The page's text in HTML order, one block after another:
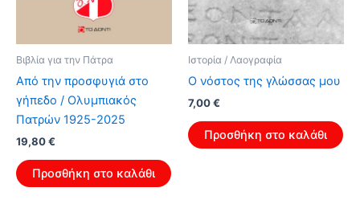
Βιβλία για την Πάτρα
Από την προσφυγιά στο
γήπεδο / Ολυμπιακός
Πατρών 1925-2025
19,80€
Προσθήκη στο καλάθι
Ιστορία / Λαογραφία
Ο νόστος της γλώσσας μου
Original
was:
11,20 €.
7,00€
τιμή
είναι:
Προσθήκη στο καλάθι